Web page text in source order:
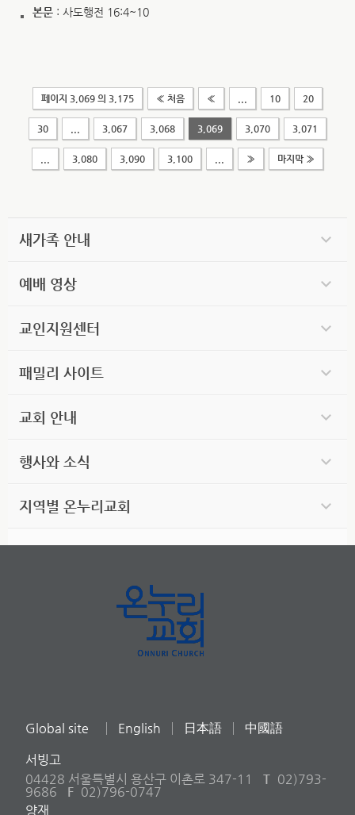
본문: 사도행전 16:4~10
페이지 3,069 의 3,175 « 처음 « 10 20
30 3,067 3,068 3,069 3,070 3,071
3,080 3,090 3,100 » 마지막 »
새가족 안내
예배 영상
교인지원센터
패밀리 사이트
교회 안내
행사와 소식
지역별 온누리교회
Global site English 日本語 中國語
서빙고
04428 서울특별시 용산구 이촌로 347-11
T 02)793-
9686
F 02)796-0747
양재